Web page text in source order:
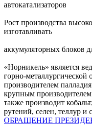
автокатализаторов
Рост производства
изготавливать
аккумуляторных блоков
«Норникель» является
горно-
производителем
крупным
также производит
рутений, селен, теллур и
ОБРАЩЕНИЕ